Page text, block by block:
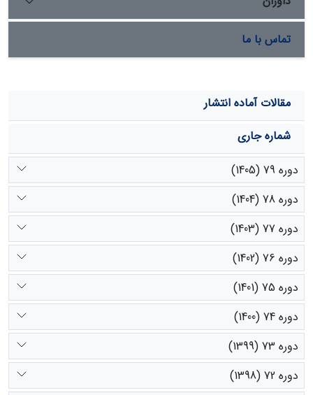
تماس با ما
مقالات آماده انتشار
شماره جاری
دوره 79 (1405)
دوره 78 (1404)
دوره 77 (1403)
دوره 76 (1402)
دوره 75 (1401)
دوره 74 (1400)
دوره 73 (1399)
دوره 72 (1398)